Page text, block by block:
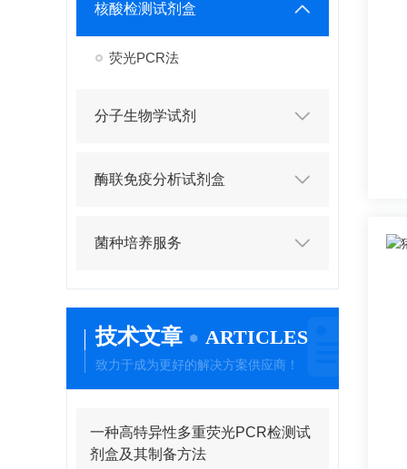
核酸检测试剂盒
荧光PCR法
分子生物学试剂
酶联免疫分析试剂盒
菌种培养服务
技术文章 ARTICLES
致力于成为更好的解决方案供应商！
一种高特异性多重荧光PCR检测试
剂盒及其制备方法